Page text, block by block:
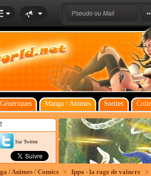
Génériques Manga / Animes Sorties
Sur Twitter
/ Animes / Comics > Ippo - la rage de vaincre >